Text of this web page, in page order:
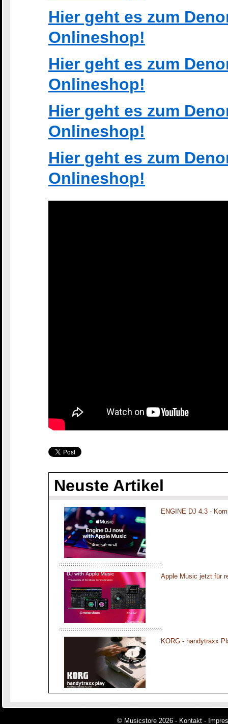
Hier geht es zum
Onlineshop!
Hier geht es zum
Onlineshop!
Hier geht es zum
Onlineshop!
Hier geht es zum
Onlineshop!
Neuste Artikel
ENGINE DJ 4.3 -
Apple Music jetzt für
KORG - handytraxx
© Musicstore 2026 - Kontakt -